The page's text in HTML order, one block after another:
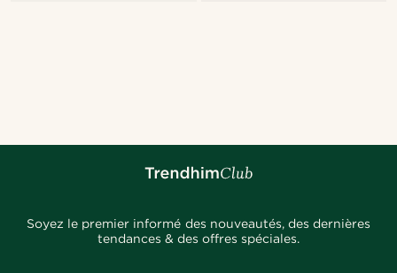
Soyez le premier informé des nouveautés, des dernières
tendances & des offres spéciales.